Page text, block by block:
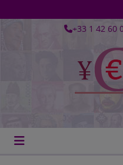
+33 1 42 60